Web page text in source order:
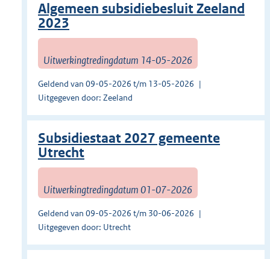
Algemeen subsidiebesluit Zeeland
2023
Uitwerkingtredingdatum 14-05-2026
Geldend van 09-05-2026 t/m 13-05-2026
Uitgegeven door: Zeeland
Subsidiestaat 2027 gemeente
Utrecht
Uitwerkingtredingdatum 01-07-2026
Geldend van 09-05-2026 t/m 30-06-2026
Uitgegeven door: Utrecht